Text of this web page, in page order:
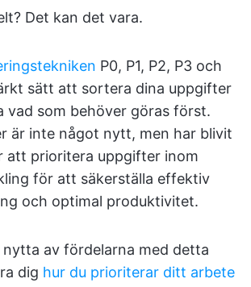
Det kan det vara.
P0, P1, P2, P3 och
sätt att sortera dina uppgifter
vad som behöver göras först.
är inte något nytt, men har blivit
att prioritera uppgifter inom
för att säkerställa effektiv
och optimal produktivitet.
nytta av fördelarna med detta
dig hur du prioriterar ditt arbete